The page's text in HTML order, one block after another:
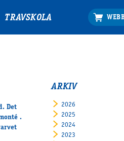
TRAVSKOLA
Det
.
ARKIV
2026
2025
2024
2023